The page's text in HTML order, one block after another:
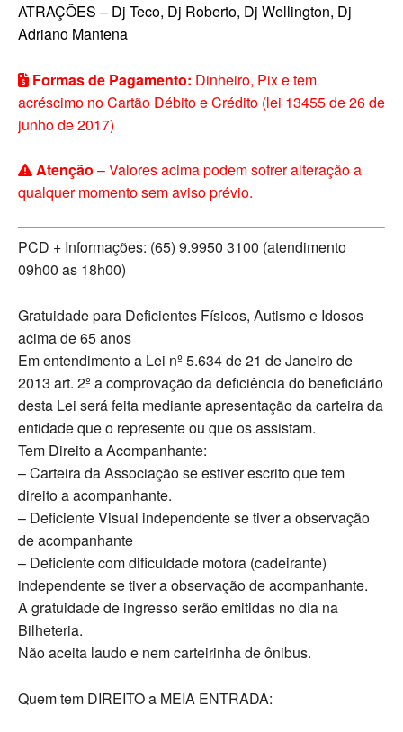
ATRAÇÕES – Dj Teco, Dj Roberto, Dj Wellington, Dj
Adriano Mantena
Formas de Pagamento: Dinheiro, Pix e tem
acréscimo no Cartão Débito e Crédito (lei 13455 de 26 de
junho de 2017)
Atenção – Valores acima podem sofrer alteração a
qualquer momento sem aviso prévio.
PCD + Informações: (65) 9.9950 3100 (atendimento
09h00 as 18h00)
Gratuidade para Deficientes Físicos, Autismo e Idosos
acima de 65 anos
Em entendimento a Lei nº 5.634 de 21 de Janeiro de
2013 art. 2º a comprovação da deficiência do beneficiário
desta Lei será feita mediante apresentação da carteira da
entidade que o represente ou que os assistam.
Tem Direito a Acompanhante:
– Carteira da Associação se estiver escrito que tem
direito a acompanhante.
– Deficiente Visual independente se tiver a observação
de acompanhante
– Deficiente com dificuldade motora (cadeirante)
independente se tiver a observação de acompanhante.
A gratuidade de ingresso serão emitidas no dia na
Bilheteria.
Não aceita laudo e nem carteirinha de ônibus.
Quem tem DIREITO a MEIA ENTRADA: